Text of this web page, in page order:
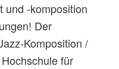
und -komposition
Der
Komposition /
für